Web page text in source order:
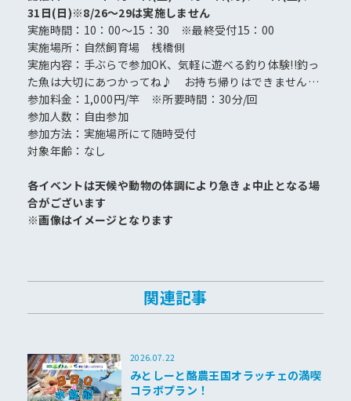
31日(日)※8/26～29は実施しません
実施時間：10：00～15：30 ※最終受付15：00
実施場所：自然飼育場 桟橋側
実施内容：手ぶらで参加OK、気軽に遊べる釣り体験!!釣っ
た魚は大切にあつかってね♪ お持ち帰りはできません…
参加料金：1,000円/竿 ※所要時間：30分/回
参加人数：自由参加
参加方法：実施場所にて随時受付
対象年齢：なし
各イベントは天候や動物の体調により急きょ中止となる場
合がございます
※画像はイメージとなります
関連記事
2026.07.22
みとしーと酪農王国オラッチェの満喫
コラボプラン！